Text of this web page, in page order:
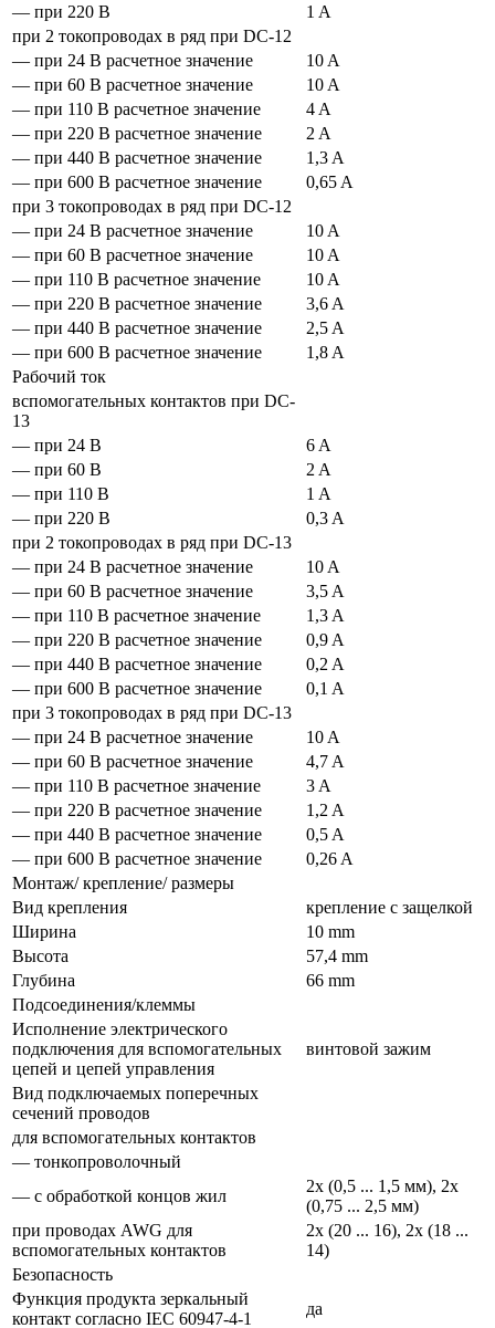
— при 220 В
1 A
при 2 токопроводах в ряд при DC-12
— при 24 В расчетное значение
10 A
— при 60 В расчетное значение
10 A
— при 110 В расчетное значение
4 A
— при 220 В расчетное значение
2 A
— при 440 В расчетное значение
1,3 A
— при 600 В расчетное значение
0,65 A
при 3 токопроводах в ряд при DC-12
— при 24 В расчетное значение
10 A
— при 60 В расчетное значение
10 A
— при 110 В расчетное значение
10 A
— при 220 В расчетное значение
3,6 A
— при 440 В расчетное значение
2,5 A
— при 600 В расчетное значение
1,8 A
Рабочий ток
вспомогательных контактов при DC-
13
— при 24 В
6 A
— при 60 В
2 A
— при 110 В
1 A
— при 220 В
0,3 A
при 2 токопроводах в ряд при DC-13
— при 24 В расчетное значение
10 A
— при 60 В расчетное значение
3,5 A
— при 110 В расчетное значение
1,3 A
— при 220 В расчетное значение
0,9 A
— при 440 В расчетное значение
0,2 A
— при 600 В расчетное значение
0,1 A
при 3 токопроводах в ряд при DC-13
— при 24 В расчетное значение
10 A
— при 60 В расчетное значение
4,7 A
— при 110 В расчетное значение
3 A
— при 220 В расчетное значение
1,2 A
— при 440 В расчетное значение
0,5 A
— при 600 В расчетное значение
0,26 A
Монтаж/ крепление/ размеры
Вид крепления
крепление с защелкой
Ширина
10 mm
Высота
57,4 mm
Глубина
66 mm
Подсоединения/клеммы
Исполнение электрического
подключения для вспомогательных
цепей и цепей управления
винтовой зажим
Вид подключаемых поперечных
сечений проводов
для вспомогательных контактов
— тонкопроволочный
— с обработкой концов жил
2x (0,5 ... 1,5 мм), 2x
(0,75 ... 2,5 мм)
при проводах AWG для
вспомогательных контактов
2x (20 ... 16), 2x (18 ...
14)
Безопасность
Функция продукта зеркальный
контакт согласно IEC 60947-4-1
да